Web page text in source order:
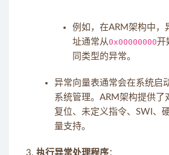
例如，在ARM架构中，
址通常从0x00000000开
同类型的异常。
异常向量表通常会在系统启
系统管理。ARM架构提供了
复位、未定义指令、SWI、
量支持。
执行异常处理程序：